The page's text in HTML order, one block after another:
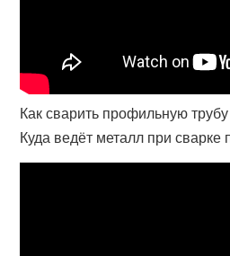
Как сварить профильную
Куда ведёт металл при